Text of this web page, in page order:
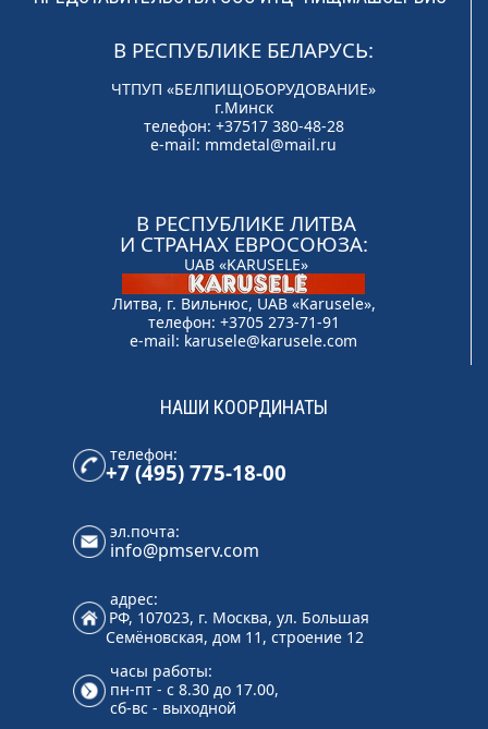
В РЕСПУБЛИКЕ БЕЛАРУСЬ:
ЧТПУП «БЕЛПИЩОБОРУДОВАНИЕ»
г.Минск
телефон: +37517 380-48-28
e-mail: mmdetal@mail.ru
В РЕСПУБЛИКЕ ЛИТВА
И СТРАНАХ ЕВРОСОЮЗА:
UAB «KARUSELE»
Литва, г. Вильнюс, UAB «Karusele»,
телефон: +3705 273-71-91
e-mail: karusele@karusele.com
НАШИ КООРДИНАТЫ
телефон:
+7 (495) 775-18-00
эл.почта:
info@pmserv.com
адрес:
РФ, 107023, г. Москва, ул. Большая
Семёновская, дом 11, строение 12
часы работы:
пн-пт - с 8.30 до 17.00,
сб-вс - выходной